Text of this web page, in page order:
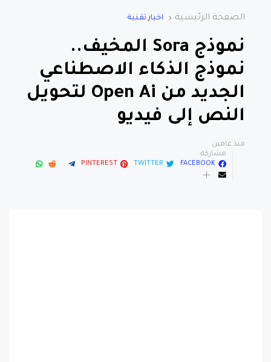
الصفحة الرئيسية اخبار تقنية
نموذج Sora المخيف..
نموذج الذكاء الاصطناعي
الجديد من Open Ai لتحويل
النص إلى فيديو
منذ عامين
مشاركة:
FACEBOOK
TWITTER
PINTEREST